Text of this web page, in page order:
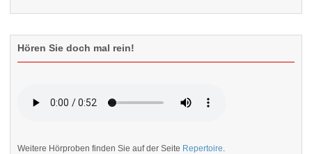
Hören Sie doch mal rein!
Weitere Hörproben finden Sie auf der Seite Repertoire.